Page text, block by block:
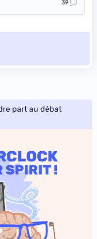
39
part au débat